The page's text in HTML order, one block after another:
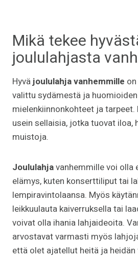
Mikä tekee
joululahjasta
Hyväjoululahja vanhemmille
valittu sydämestä ja
mielenkiinnonkohteet ja
usein sellaisia, jotka tuovat iloa,
muistoja.
Joululahjavanhemmille voi olla
elämys, kuten konserttiliput tai
lempiravintolaansa. Myös
leikkuulauta kaiverruksella tai
voivat olla ihania lahjaideoita.
arvostavat varmasti myös
että olet ajatellut heitä ja heidän